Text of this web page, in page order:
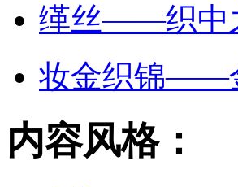
缂丝——织中
妆金织锦——
内容风格：